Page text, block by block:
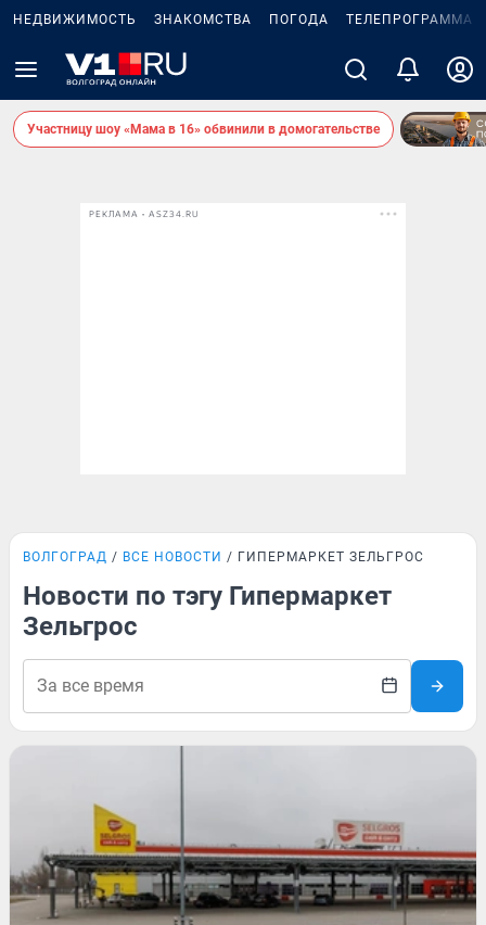
НЕДВИЖИМОСТЬ ЗНАКОМСТВА ПОГОДА ТЕЛЕПРОГРАММА
Участницу шоу «Мама в 16» обвинили в домогательстве
РЕКЛАМА • ASZ34.RU
ВОЛГОГРАД ВСЕ НОВОСТИ ГИПЕРМАРКЕТ ЗЕЛЬГРОС
Новости по тэгу Гипермаркет
Зельгрос